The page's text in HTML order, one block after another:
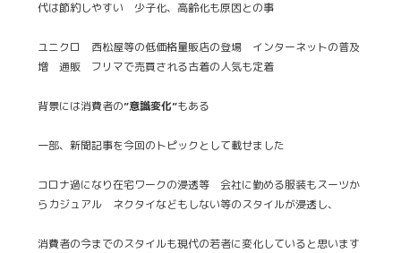
代は節約しやすい 少子化、高齢化も原因との事
ユニクロ 西松屋等の低価格量販店の登場 インターネットの普及
増 通販 フリマで売買される古着の人気も定着
背景には消費者の”意識変化”もある
一部、新聞記事を今回のトピックとして載せました
コロナ過になり在宅ワークの浸透等 会社に勤める服装もスーツか
らカジュアル ネクタイなどもしない等のスタイルが浸透し、
消費者の今までのスタイルも現代の若者に変化していると思います